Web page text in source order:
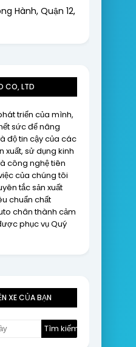
Hành, Quận 12,
CO, LTD
triển của mình,
sức để nâng
độ tin cậy của các
xuất, sử dụng kinh
công nghệ tiên
của chúng tôi
tắc sản xuất
chuẩn chất
chân thành cảm
phục vụ Quý
XE CỦA BẠN